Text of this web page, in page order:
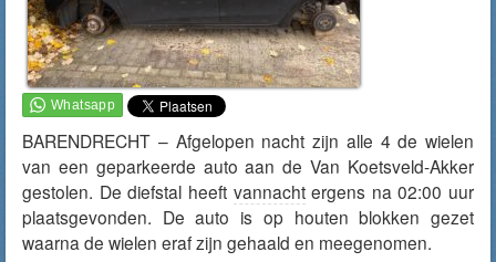
BARENDRECHT – Afgelopen nacht zijn alle 4 de wielen
van een geparkeerde auto aan de Van Koetsveld-Akker
gestolen. De diefstal heeft vannachtergens na 02:00 uur
plaatsgevonden. De auto is op houten blokken gezet
waarna de wielen eraf zijn gehaald en meegenomen.